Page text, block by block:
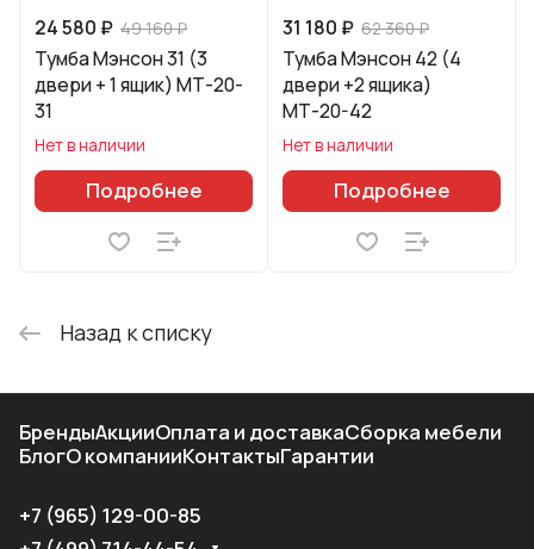
24 580 ₽ 49 160 ₽
Тумба Мэнсон 31 (3
двери + 1 ящик) МТ-20-
31
Нет в наличии
Подробнее
31 180 ₽ 62 360 ₽
Тумба Мэнсон 42 (4
двери +2 ящика)
МТ-20-42
Нет в наличии
Подробнее
Назад к списку
БрендыАкцииОплата и доставкаСборка мебели
БлогО компанииКонтактыГарантии
+7 (965) 129-00-85